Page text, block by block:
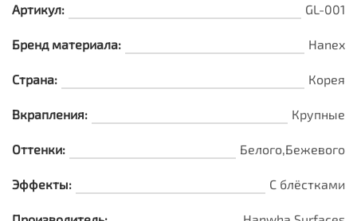
Артикул:
GL-001
Бренд материала: Hanex
Страна: Корея
Вкрапления: Крупные
Оттенки: Белого,Бежевого
Эффекты: С блёстками